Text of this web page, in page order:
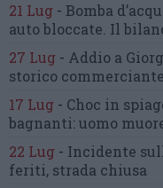
21 Lug - Bomba
auto bloccate. Il
27 Lug - Addio a
storico
17 Lug - Choc in
bagnanti:uomo
22 Lug - Incidente
feriti, strada chiusa